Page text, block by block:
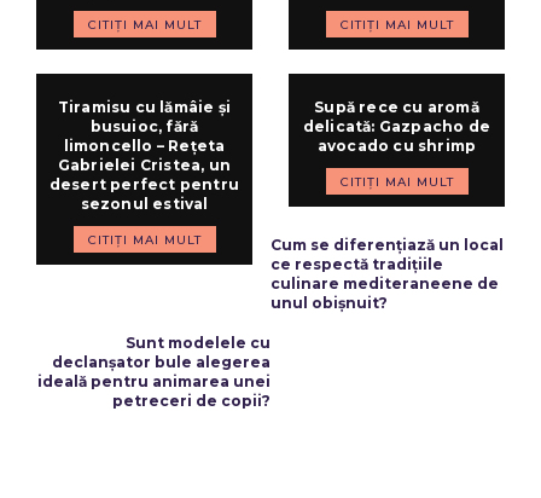
CITIȚI MAI MULT CITIȚI MAI MULT
Tiramisu cu lămâie și
busuioc, fără
limoncello – Rețeta
Gabrielei Cristea, un
desert perfect pentru
sezonul estival
CITIȚI MAI MULT
Supă rece cu aromă
delicată: Gazpacho de
avocado cu shrimp
CITIȚI MAI MULT
Cum se diferențiază un local
ce respectă tradițiile
culinare mediteraneene de
unul obișnuit?
Sunt modelele cu
declanșator bule alegerea
ideală pentru animarea unei
petreceri de copii?